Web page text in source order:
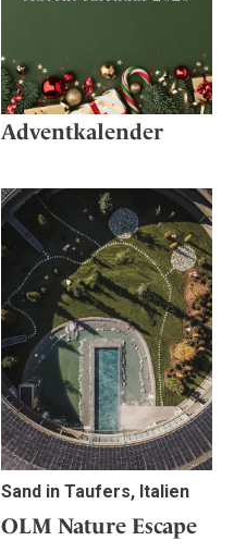
Adventkalender
Sand in Taufers, Italien
OLM Nature Escape